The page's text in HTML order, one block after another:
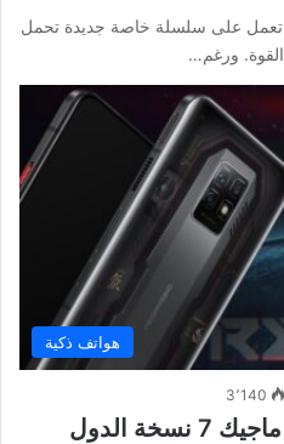
تعمل على سلسلة خاصة جديدة تحمل
هواتف ذكية
3٬140
سعر ومواصفات نوبيا رد ماجيك 7 نسخة الدول